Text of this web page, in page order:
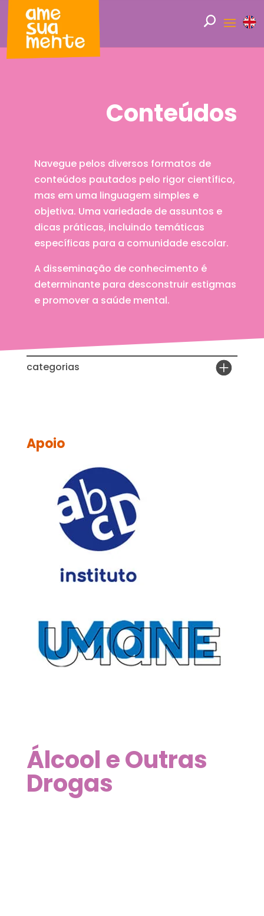
Conteúdos
Navegue pelos diversos formatos de
conteúdos pautados pelo rigor científico,
mas em uma linguagem simples e
objetiva. Uma variedade de assuntos e
dicas práticas, incluindo temáticas
específicas para a comunidade escolar.
A disseminação de conhecimento é
determinante para desconstruir estigmas
e promover a saúde mental.
categorias
Apoio
Álcool e Outras
Drogas